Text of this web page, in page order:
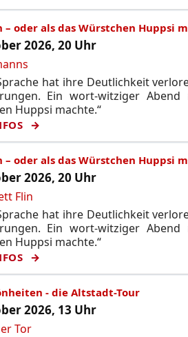
– oder als das Würstchen Huppsi
2026, 20 Uhr
hat ihre Deutlichkeit
Ein wort-witziger
Huppsi machte.“
– oder als das Würstchen Huppsi
2026, 20 Uhr
Flin
hat ihre Deutlichkeit
Ein wort-witziger
Huppsi machte.“
- die Altstadt-Tour
2026, 13 Uhr
Tor